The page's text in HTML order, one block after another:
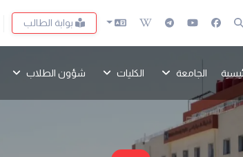
بوابة الطالب
الجامعة الكليات شؤون الطلاب